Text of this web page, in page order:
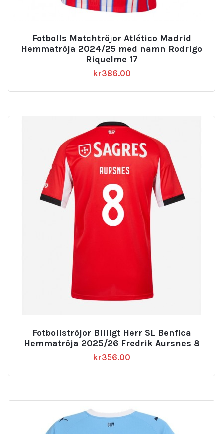
Fotbolls Matchtröjor Atlético Madrid
Hemmatröja 2024/25 med namn Rodrigo
Riquelme 17
kr386.00
Fotbollströjor Billigt Herr SL Benfica
Hemmatröja 2025/26 Fredrik Aursnes 8
kr356.00